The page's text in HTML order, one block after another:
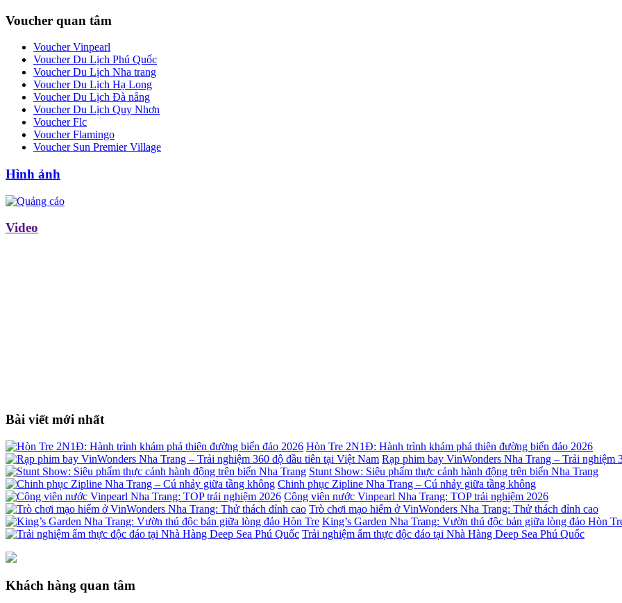
Voucher quan tâm
Voucher Vinpearl
Voucher Du Lịch Phú Quốc
Voucher Du Lịch Nha trang
Voucher Du Lịch Hạ Long
Voucher Du Lịch Đà nẵng
Voucher Du Lịch Quy Nhơn
Voucher Flc
Voucher Flamingo
Voucher Sun Premier Village
Hình ảnh
Video
Bài viết mới nhất
Hòn Tre 2N1Đ: Hành trình khám phá thiên đường biển đảo 2026
Rạp phim bay VinWonders Nha Trang – Trải nghiệm
Stunt Show: Siêu phẩm thực cảnh hành động trên biển Nha Trang
Chinh phục Zipline Nha Trang – Cú nhảy giữa tầng không
Công viên nước Vinpearl Nha Trang: TOP trải nghiệm 2026
Trò chơi mạo hiểm ở VinWonders Nha Trang: Thử thách đỉnh cao
King’s Garden Nha Trang: Vườn thú độc bản giữa lòng đảo Hòn
Trải nghiệm ẩm thực độc đáo tại Nhà Hàng Deep Sea Phú Quốc
Khách hàng quan tâm